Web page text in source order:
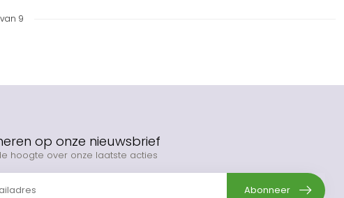
van 9
op onze nieuwsbrief
hoogte over onze laatste acties
Abonneer